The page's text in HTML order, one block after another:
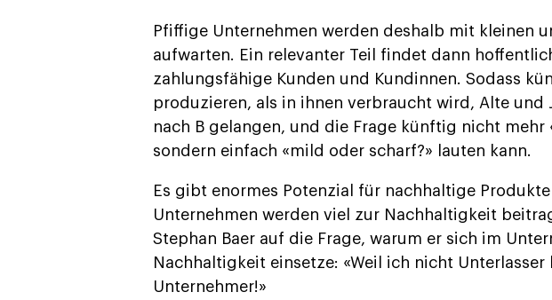
Pfiffige Unternehmen werden deshalb mit kleinen
aufwarten. Ein relevanter Teil findet dann
zahlungsfähige Kunden und Kundinnen. Sodass
produzieren, als in ihnen verbraucht wird, Alte und
nach B gelangen, und die Frage künftig nicht mehr
sondern einfach «mild oder scharf?» lauten kann.
Es gibt enormes Potenzial für nachhaltige
Unternehmen werden viel zur Nachhaltigkeit
Stephan Baer auf die Frage, warum er sich im
Nachhaltigkeit einsetze: «Weil ich nicht Unterlasser
Unternehmer!»